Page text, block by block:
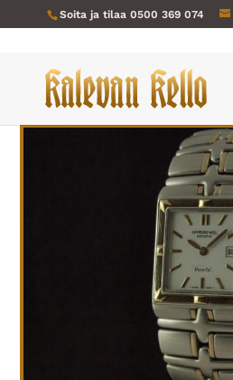
Soita ja tilaa 0500 369 074
Verkkokauppa/Miesten kellot